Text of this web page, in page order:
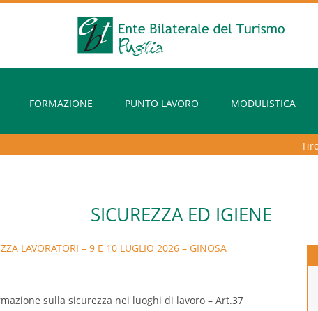
FORMAZIONE PUNTO LAVORO MODULISTICA
SICUREZZA ED IGIENE
LAVORATORI – 9 E 10 LUGLIO 2026 – GINOSA
sulla sicurezza nei luoghi di lavoro – Art.37